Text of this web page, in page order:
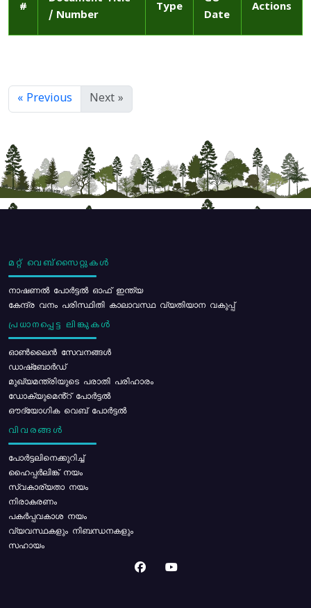
#
/ Number
Type
Date
Actions
« Previous Next »
മറ്റ് വെബ്സൈറ്റുകൾ
നാഷണൽ പോർട്ടൽ ഓഫ് ഇന്ത്യ
കേന്ദ്ര വനം പരിസ്ഥിതി കാലാവസ്ഥ വ്യതിയാന വകുപ്പ്
പ്രധാനപ്പെട്ട ലിങ്കുകൾ
ഓൺലൈൻ സേവനങ്ങൾ
ഡാഷ്ബോർഡ്
മുഖ്യമന്ത്രിയുടെ പരാതി പരിഹാരം
ഡോക്യുമെൻ്റ് പോർട്ടൽ
ഔദ്യോഗിക വെബ് പോർട്ടൽ
വിവരങ്ങൾ
പോര്‍ട്ടലിനെക്കുറിച്ച്
ഹൈപ്പർലിങ്ക് നയം
സ്വകാര്യതാ നയം
നിരാകരണം
പകർപ്പവകാശ നയം
വ്യവസ്ഥകളും നിബന്ധനകളും
സഹായം